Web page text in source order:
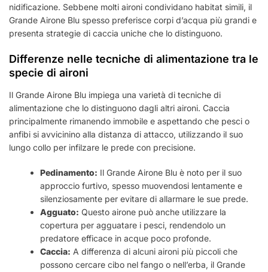
nidificazione. Sebbene molti aironi condividano habitat simili, il
Grande Airone Blu spesso preferisce corpi d’acqua più grandi e
presenta strategie di caccia uniche che lo distinguono.
Differenze nelle tecniche di alimentazione tra le
specie di aironi
Il Grande Airone Blu impiega una varietà di tecniche di
alimentazione che lo distinguono dagli altri aironi. Caccia
principalmente rimanendo immobile e aspettando che pesci o
anfibi si avvicinino alla distanza di attacco, utilizzando il suo
lungo collo per infilzare le prede con precisione.
Pedinamento: Il Grande Airone Blu è noto per il suo
approccio furtivo, spesso muovendosi lentamente e
silenziosamente per evitare di allarmare le sue prede.
Agguato: Questo airone può anche utilizzare la
copertura per agguatare i pesci, rendendolo un
predatore efficace in acque poco profonde.
Caccia: A differenza di alcuni aironi più piccoli che
possono cercare cibo nel fango o nell’erba, il Grande